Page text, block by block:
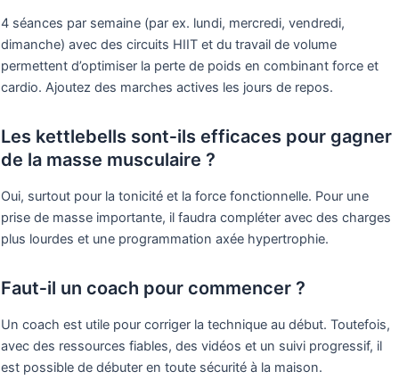
4 séances par semaine (par ex. lundi, mercredi, vendredi,
dimanche) avec des circuits HIIT et du travail de volume
permettent d’optimiser la perte de poids en combinant force et
cardio. Ajoutez des marches actives les jours de repos.
Les kettlebells sont‑ils efficaces pour gagner
de la masse musculaire ?
Oui, surtout pour la tonicité et la force fonctionnelle. Pour une
prise de masse importante, il faudra compléter avec des charges
plus lourdes et une programmation axée hypertrophie.
Faut‑il un coach pour commencer ?
Un coach est utile pour corriger la technique au début. Toutefois,
avec des ressources fiables, des vidéos et un suivi progressif, il
est possible de débuter en toute sécurité à la maison.